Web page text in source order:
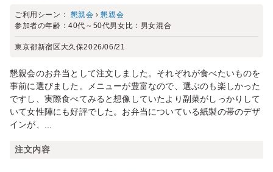
ご利用シーン： 懇親会 ›懇親会
参加者の年齢：40代～50代男女比： 男女混合
東京都新宿区大久保2026/06/21
懇親会のお弁当として注文しました。それぞれが食べたいものを
事前に選びました。メニューが豊富なので、選ぶのも楽しかった
ですし、実際食べてみると想像していたより副菜がしっかりして
いて女性陣にも好評でした。お弁当についている紙製の帯のデザ
インが、...
注文内容